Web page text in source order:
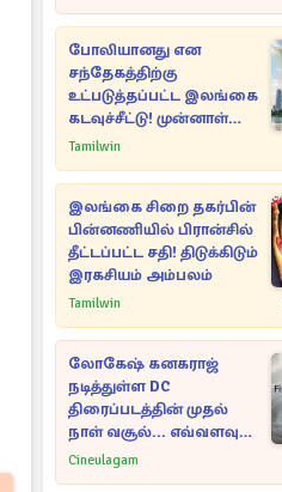
போலியானது என
சந்தேகத்திற்கு
உட்படுத்தப்பட்ட இலங்கை
கடவுச்சீட்டு! முன்னாள்
எம்.பிக்கு
சிக்கல்
Tamilwin
இலங்கை சிறை தகர்பின்
பின்னணியில் பிரான்சில்
தீட்டப்பட்ட சதி! திடுக்கிடும்
இரகசியம் அம்பலம்
Tamilwin
லோகேஷ் கனகராஜ்
நடித்துள்ள DC
திரைப்படத்தின் முதல்
நாள் வசூல்... எவ்வளவு
தெரியுமா?
Cineulagam